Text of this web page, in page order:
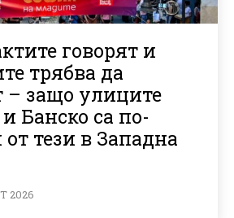
говорят и
трябва да
– защо улиците
Банско са по-
тези в Западна
2026